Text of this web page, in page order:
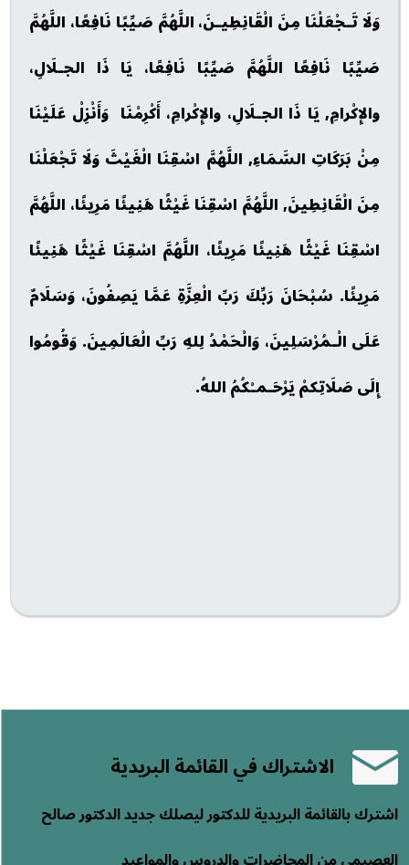
وَلَا تَـجْعَلْنَا مِنَ الْقَانِطِيـنَ، اللَّهُمَّ صَيِّبًا نَافِعًا، اللَّهُمَّ
صَيِّبًا نَافِعًا اللَّهُمَّ صَيِّبًا نَافِعًا، يَا ذَا الجـلَالِ،
والإِكْرامِ, يَا ذَا الجـلَالِ، والإِكْرامِ، أَكْرِمْنَا وَأَنْزِلْ عَلَيْنَا
مِنْ بَرَكَاتِ السَّمَاءِ, اللَّهُمَّ اسْقِنَا الْغَيْثَ وَلَا تَجْعَلْنَا
مِنَ الْقَانِطِينَ, اللَّهُمَّ اسْقِنَا غَيْثًا هَنِيئًا مَرِيئًا، اللَّهُمَّ
اسْقِنَا غَيْثًا هَنِيئًا مَرِيئًا، اللَّهُمَّ اسْقِنَا غَيْثًا هَنِيئًا
مَرِيئًا. سُبْحَانَ رَبِّكَ رَبِّ الْعِزَّةِ عَمَّا يَصِفُونَ، وَسَلَامٌ
عَلَى الْـمُرْسَلِينَ، وَالْحَمْدُ لِلهِ رَبِّ الْعَالَمِينَ. وَقُومُوا
إِلَى صَلَاتِكمْ يَرْحَـمـْكُمُ اللهُ.
الاشتراك في القائمة البريدية
اشترك بالقائمة البريدية للدكتور ليصلك جديد الدكتور صالح